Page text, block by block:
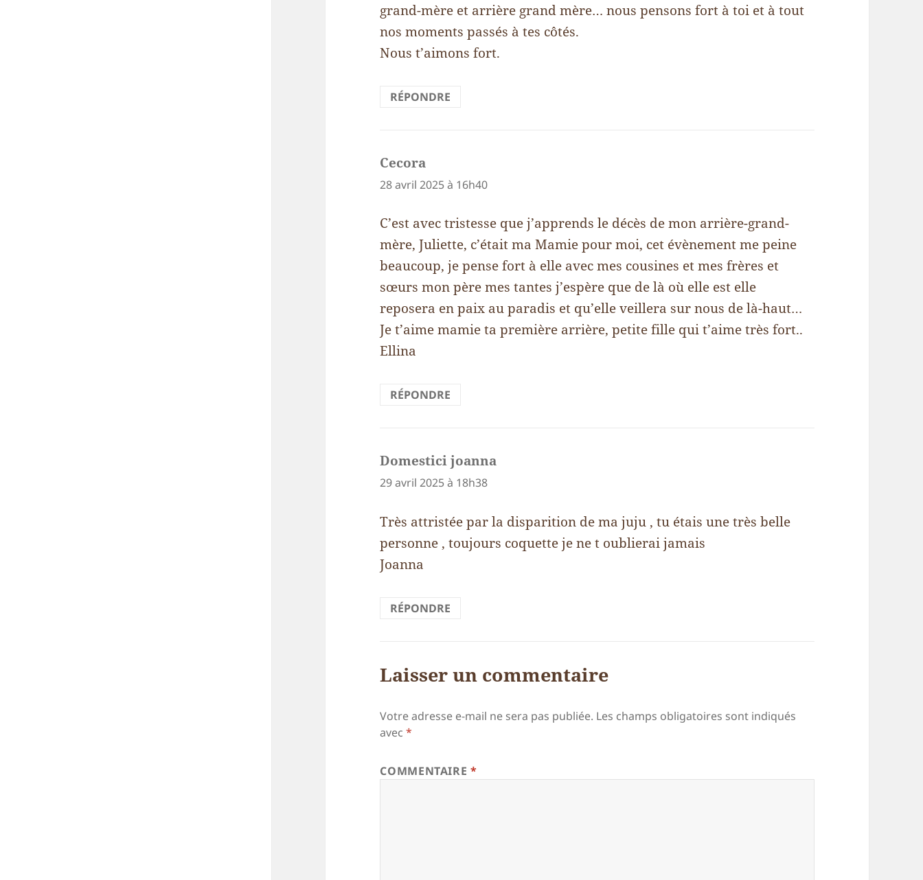
grand-mère et arrière grand mère… nous pensons fort à toi et à tout
nos moments passés à tes côtés.
Nous t’aimons fort.
RÉPONDRE
Cecora
28 avril 2025 à 16h40
C’est avec tristesse que j’apprends le décès de mon arrière-grand-
mère, Juliette, c’était ma Mamie pour moi, cet évènement me peine
beaucoup, je pense fort à elle avec mes cousines et mes frères et
sœurs mon père mes tantes j’espère que de là où elle est elle
reposera en paix au paradis et qu’elle veillera sur nous de là-haut…
Je t’aime mamie ta première arrière, petite fille qui t’aime très fort..
Ellina
RÉPONDRE
Domestici joanna
29 avril 2025 à 18h38
Très attristée par la disparition de ma juju , tu étais une très belle
personne , toujours coquette je ne t oublierai jamais
Joanna
RÉPONDRE
Laisser un commentaire
Votre adresse e-mail ne sera pas publiée. Les champs obligatoires sont indiqués
avec*
COMMENTAIRE*